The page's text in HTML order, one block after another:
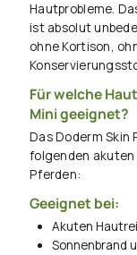
Hautprobleme.
ist absolut
ohne Kortison,
Für welche
Mini geeignet?
Das Doderm
folgenden akuten
Pferden:
Geeignet bei:
Akuten
Sonnenbrand